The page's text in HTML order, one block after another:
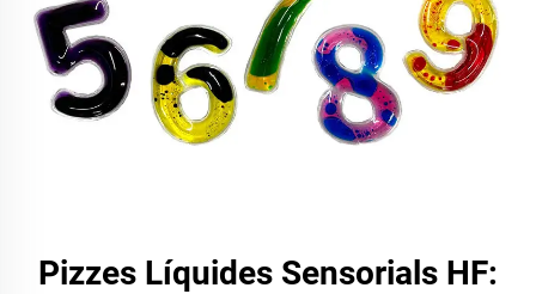
Pizzes Líquides Sensorials HF: